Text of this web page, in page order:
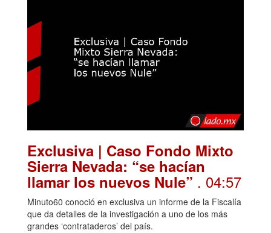
Exclusiva | Caso Fondo Mixto
Sierra Nevada: “se hacían
llamar los nuevos Nule” . 04:57
Minuto60 conoció en exclusiva un informe de la Fiscalía
que da detalles de la investigación a uno de los más
grandes ‘contrataderos’ del país.